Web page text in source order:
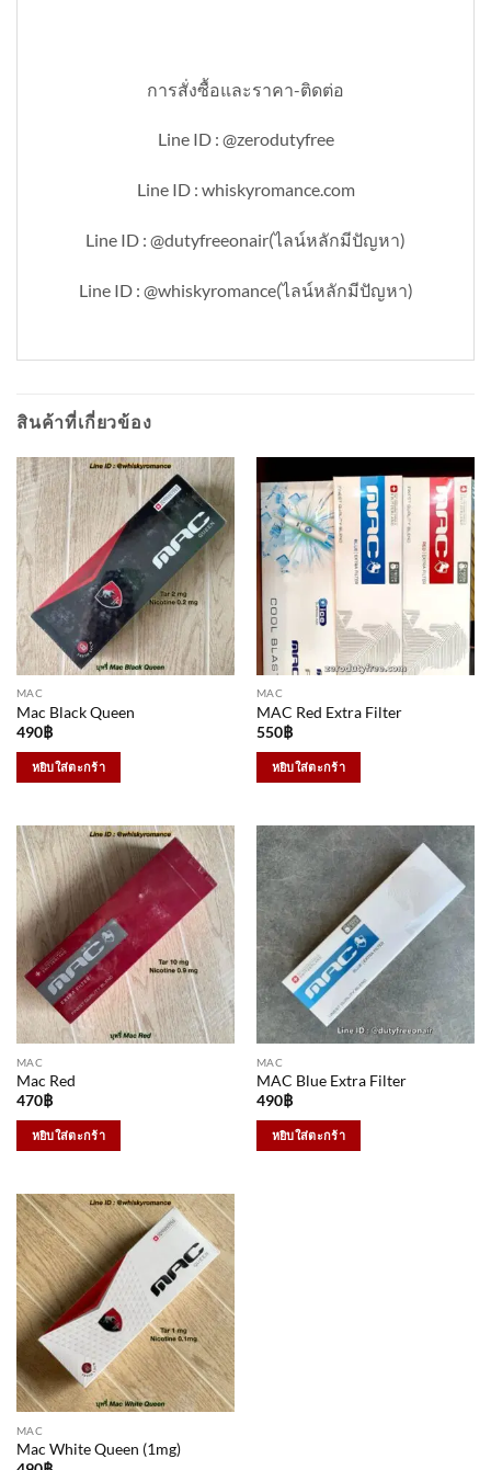
การสั่งซื้อและราคา-ติดต่อ
Line ID : @zerodutyfree
Line ID : whiskyromance.com
Line ID : @dutyfreeonair(ไลน์หลักมีปัญหา)
Line ID : @whiskyromance(ไลน์หลักมีปัญหา)
สินค้าที่เกี่ยวข้อง
MAC
Mac Black Queen
490฿
หยิบใส่ตะกร้า
MAC
MAC Red Extra Filter
550฿
หยิบใส่ตะกร้า
MAC
Mac Red
470฿
หยิบใส่ตะกร้า
MAC
MAC Blue Extra Filter
490฿
หยิบใส่ตะกร้า
MAC
Mac White Queen (1mg)